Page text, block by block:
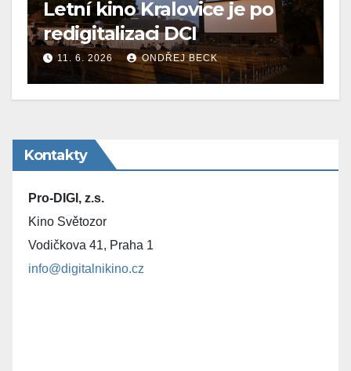
Letní kino Kralovice je po
redigitalizaci DCI
11. 6. 2026 ONDŘEJ BECK
Kontakty
Pro-DIGI, z.s.
Kino Světozor
Vodičkova 41, Praha 1
info@digitalnikino.cz